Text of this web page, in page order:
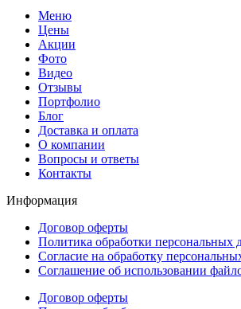
Меню
Цены
Акции
Фото
Видео
Отзывы
Портфолио
Блог
Доставка и оплата
О компании
Вопросы и ответы
Контакты
Информация
Договор оферты
Политика обработки персональных
Согласие на обработку
Соглашение об использовании
Договор оферты